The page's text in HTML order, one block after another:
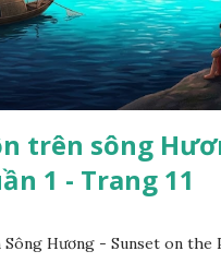
trên sông
1 - Trang 11
Hương - Sunset on the